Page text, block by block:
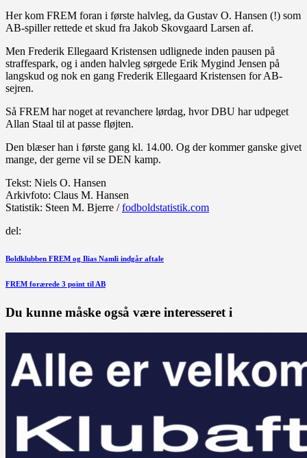
Her kom FREM foran i første halvleg, da Gustav O. Hansen (!) som
AB-spiller rettede et skud fra Jakob Skovgaard Larsen af.
Men Frederik Ellegaard Kristensen udlignede inden pausen på
straffespark, og i anden halvleg sørgede Erik Mygind Jensen på
langskud og nok en gang Frederik Ellegaard Kristensen for AB-
sejren.
Så FREM har noget at revanchere lørdag, hvor DBU har udpeget
Allan Staal til at passe fløjten.
Den blæser han i første gang kl. 14.00. Og der kommer ganske givet
mange, der gerne vil se DEN kamp.
Tekst: Niels O. Hansen
Arkivfoto: Claus M. Hansen
Statistik: Steen M. Bjerre /fodboldstatistik.com
del:
Indlægsnavigation
Forrige
Boldklubben FREM og Ilias Namli indgår aftale
Næste
FREM forærede 3 point til AB
Du kunne måske også være interesseret i